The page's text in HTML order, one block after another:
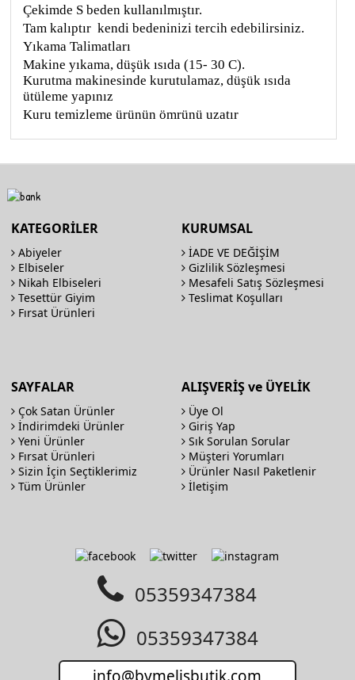
Çekimde S beden kullanılmıştır.
Tam kalıptır kendi bedeninizi tercih edebilirsiniz.
Yıkama Talimatları
Makine yıkama, düşük ısıda (15- 30 C).
Kurutma makinesinde kurutulamaz, düşük ısıda
ütüleme yapınız
Kuru temizleme ürünün ömrünü uzatır
KATEGORİLER
Abiyeler
Elbiseler
Nikah Elbiseleri
Tesettür Giyim
Fırsat Ürünleri
KURUMSAL
İADE VE DEĞİŞİM
Gizlilik Sözleşmesi
Mesafeli Satış Sözleşmesi
Teslimat Koşulları
SAYFALAR
Çok Satan Ürünler
İndirimdeki Ürünler
Yeni Ürünler
Fırsat Ürünleri
Sizin İçin Seçtiklerimiz
Tüm Ürünler
ALIŞVERİŞ ve ÜYELİK
Üye Ol
Giriş Yap
Sık Sorulan Sorular
Müşteri Yorumları
Ürünler Nasıl Paketlenir
İletişim
05359347384
05359347384